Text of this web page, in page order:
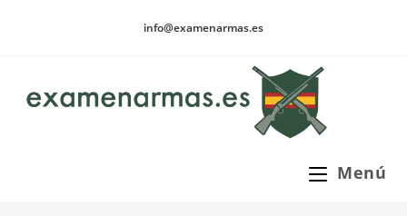
info@examenarmas.es
Menú